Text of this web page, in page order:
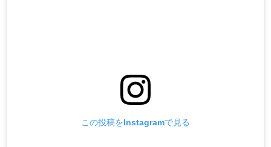
この投稿をInstagramで見る